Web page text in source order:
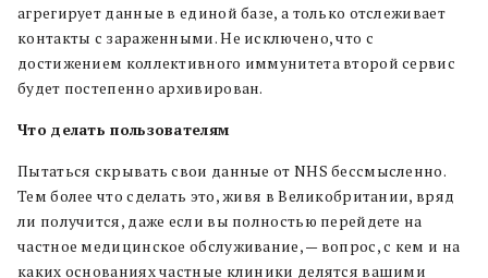
агрегирует данные в единой базе, а только отслеживает
контакты с зараженными. Не исключено, что с
достижением коллективного иммунитета второй сервис
будет постепенно архивирован.
Что делать пользователям
Пытаться скрывать свои данные от NHS бессмысленно.
Тем более что сделать это, живя в Великобритании, вряд
ли получится, даже если вы полностью перейдете на
частное медицинское обслуживание, — вопрос, с кем и на
каких основаниях частные клиники делятся вашими